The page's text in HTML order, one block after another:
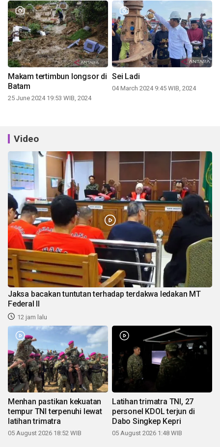
Makam tertimbun longsor di
Batam
25 June 2024 19:53 WIB, 2024
Sei Ladi
04 March 2024 9:45 WIB, 2024
Video
Jaksa bacakan tuntutan terhadap terdakwa ledakan MT
Federal II
12 jam lalu
Menhan pastikan kekuatan
tempur TNI terpenuhi lewat
latihan trimatra
05 August 2026 18:52 WIB
Latihan trimatra TNI, 27
personel KDOL terjun di
Dabo Singkep Kepri
05 August 2026 1:48 WIB